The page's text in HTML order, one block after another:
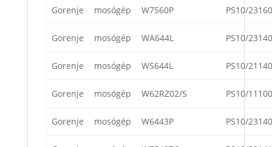
Gorenje mosógép W7560P PS10/23160
Gorenje mosógép WA644L PS10/23140
Gorenje mosógép WS644L PS10/21140
Gorenje mosógép W62RZ02/S PS10/11100
Gorenje mosógép W6443P PS10/23140